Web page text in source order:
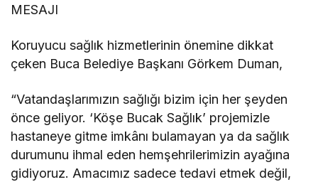
MESAJI
Koruyucu sağlık hizmetlerinin önemine dikkat
çeken Buca Belediye Başkanı Görkem Duman,
“Vatandaşlarımızın sağlığı bizim için her şeyden
önce geliyor. ‘Köşe Bucak Sağlık’ projemizle
hastaneye gitme imkânı bulamayan ya da sağlık
durumunu ihmal eden hemşehrilerimizin ayağına
gidiyoruz. Amacımız sadece tedavi etmek değil,